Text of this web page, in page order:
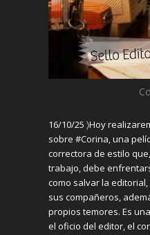
16/10/25 〉Hoyre
sobre #Corina,una pel
correctora de estilo que
trabajo,debe
como salvarla editorial,
sus compañeros,
propios temores. Es una
el oficio del editor, el